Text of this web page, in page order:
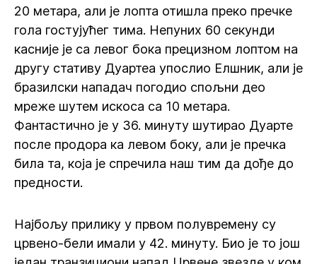
20 метара, али је лопта отишла преко пречке
гола гостујућег тима. Непуних 60 секунди
касније је са левог бока прецизном лоптом на
другу стативу Дуартеа упослио Елшник, али је
бразилски нападач погодио спољни део
мреже шутем искоса са 10 метара.
Фантастично је у 36. минуту шутирао Дуарте
после продора ка левом боку, али је пречка
била та, која је спречила наш тим да дође до
предности.
Најбољу прилику у првом полувремену су
црвено-бели имали у 42. минуту. Био је то још